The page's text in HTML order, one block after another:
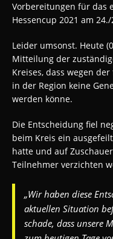
Vorbereitungen für das
Hessencup 2021 am
Leider umsonst. Heute
Mitteilung der
Kreises, dass wegen
in der Region keine
werden könne.
Die Entscheidung fiel
beim Kreis ein
hatte und auf
Teilnehmer verzichten
„Wir haben diese
aktuellen Situation
schade, dass unsere